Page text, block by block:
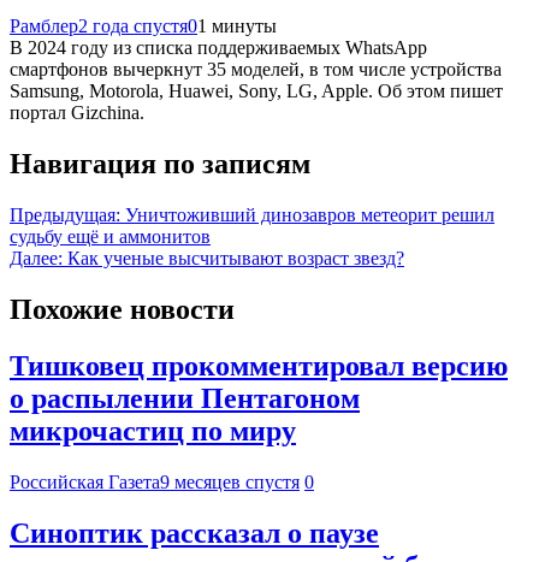
Рамблер2 года спустя01 минуты
В 2024 году из списка поддерживаемых WhatsApp
смартфонов вычеркнут 35 моделей, в том числе устройства
Samsung, Motorola, Huawei, Sony, LG, Apple. Об этом пишет
портал Gizchina.
Навигация по записям
Предыдущая: Уничтоживший динозавров метеорит решил
судьбу ещё и аммонитов
Далее: Как ученые высчитывают возраст звезд?
Похожие новости
Тишковец прокомментировал версию
о распылении Пентагоном
микрочастиц по миру
Российская Газета9 месяцев спустя 0
Синоптик рассказал о паузе